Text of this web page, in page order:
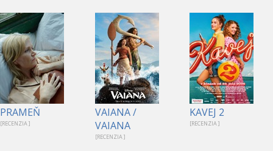
PRAMEŇ
[RECENZIA ]
VAIANA /
VAIANA
[RECENZIA ]
KAVEJ 2
[RECENZIA ]